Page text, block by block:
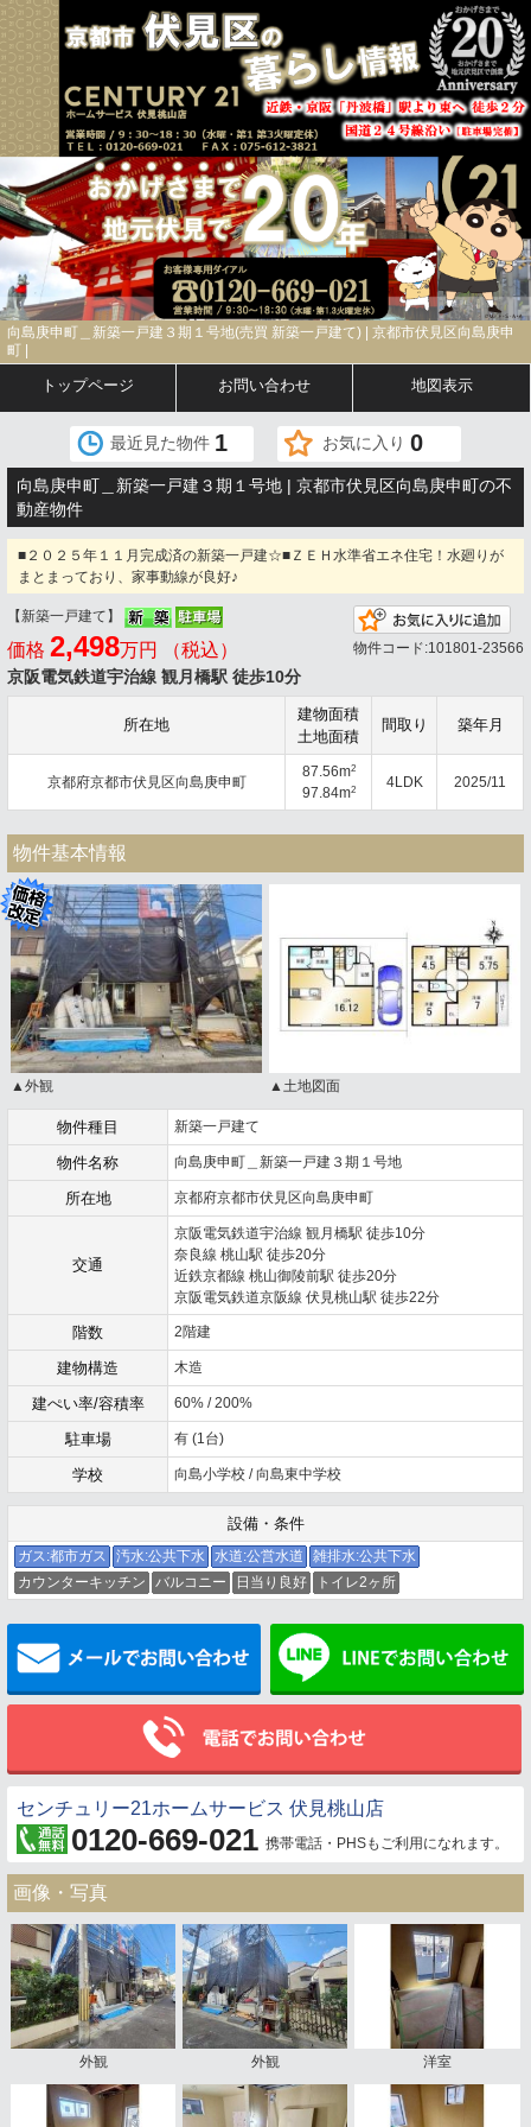
向島庚申町＿新築一戸建３期１号地(売買 新築一戸建て) | 京都市伏見区向島庚申
町 |
トップページ お問い合わせ 地図表示
最近見た物件 1 お気に入り 0
向島庚申町＿新築一戸建３期１号地 | 京都市伏見区向島庚申町の不
動産物件
■２０２５年１１月完成済の新築一戸建☆■ＺＥＨ水準省エネ住宅！水廻りが
まとまっており、家事動線が良好♪
【新築一戸建て】
価格 2,498万円 （税込）
京阪電気鉄道宇治線 観月橋駅 徒歩10分
物件コード:101801-23566
所在地
建物面積
土地面積
間取り 築年月
京都府京都市伏見区向島庚申町
87.56m2
97.84m2 4LDK 2025/11
物件基本情報
▲外観 ▲土地図面
物件種目 新築一戸建て
物件名称 向島庚申町＿新築一戸建３期１号地
所在地 京都府京都市伏見区向島庚申町
交通
京阪電気鉄道宇治線 観月橋駅 徒歩10分
奈良線 桃山駅 徒歩20分
近鉄京都線 桃山御陵前駅 徒歩20分
京阪電気鉄道京阪線 伏見桃山駅 徒歩22分
階数 2階建
建物構造 木造
建ぺい率/容積率 60% / 200%
駐車場 有 (1台)
学校 向島小学校 / 向島東中学校
設備・条件
ガス:都市ガス 汚水:公共下水 水道:公営水道
雑排水:公共下水
カウンターキッチン
バルコニー 日当り良好 トイレ2ヶ所
メールでお問い合わせ
センチュリー21ホームサービス 伏見桃山店
0120-669-021 携帯電話・PHSもご利用になれます。
画像・写真
外観 外観 洋室